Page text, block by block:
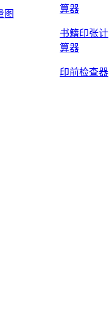
图
算器
书籍印张计
算器
印前检查器